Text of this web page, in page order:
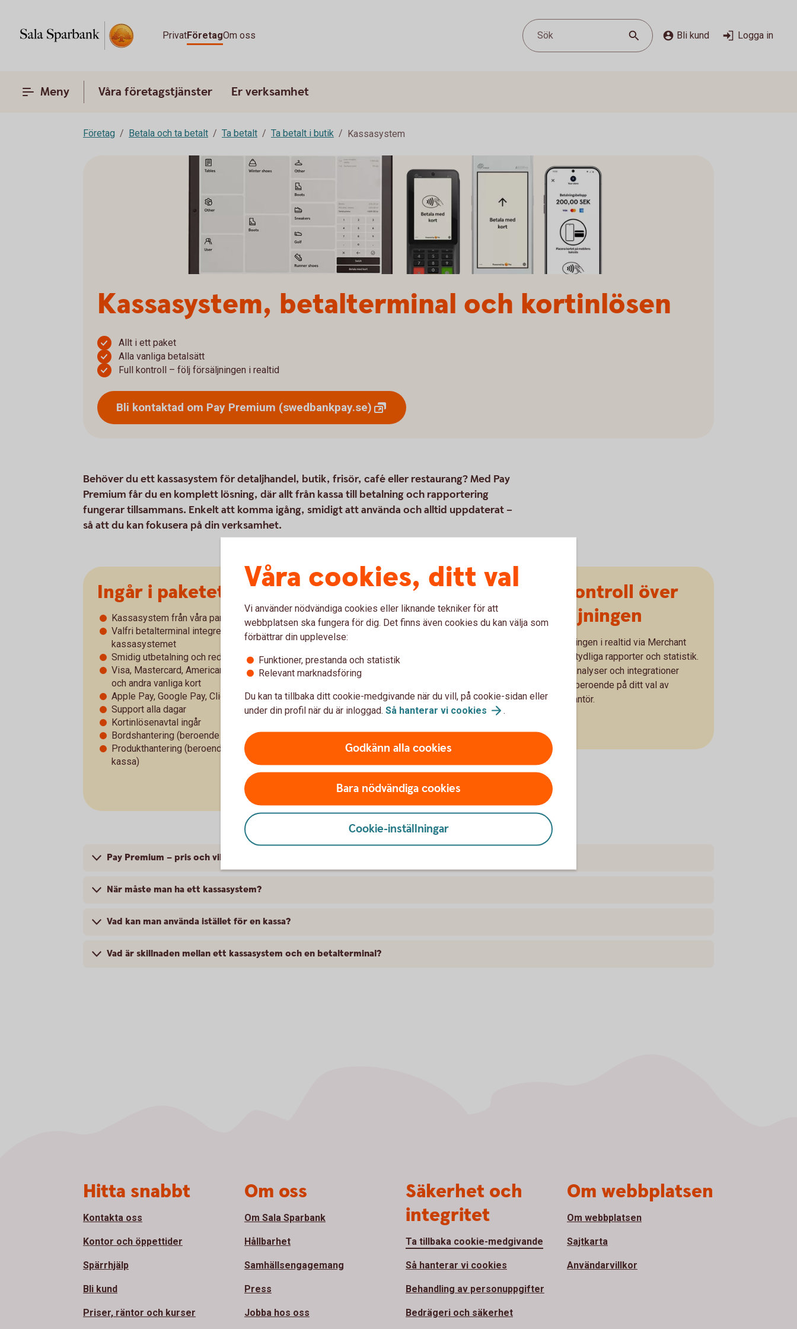
PrivatFöretagOm oss Sök Bli kund Logga in
Meny Våra företagstjänster Er verksamhet
Företag Betala och ta betalt Ta betalt Ta betalt i butik Kassasystem
Kassasystem, betalterminal och kortinlösen
Allt i ett paket
Alla vanliga betalsätt
Full kontroll – följ försäljningen i realtid
Bli kontaktad om Pay Premium (swedbankpay.se)
Behöver du ett kassasystem för detaljhandel, butik, frisör, café eller restaurang? Med Pay
Premium får du en komplett lösning, där allt från kassa till betalning och rapportering
fungerar tillsammans. Enkelt att komma igång, smidigt att använda och alltid uppdaterat –
så att du kan fokusera på din verksamhet.
Ingår i paketet
Kassasystem från våra partners
Valfri betalterminal integrerad med
kassasystemet
Smidig utbetalning och redovisning
Visa, Mastercard, American Express
och andra vanliga kort
Apple Pay, Google Pay, Click to Pay
Support alla dagar
Kortinlösenavtal ingår
Bordshantering (beroende på kassa)
Produkthantering (beroende på
kassa)
Enkelt kassasystem
Med Pay Premium får du ett smidigt och
pålitligt kassasystem som är lätt att
samarbetar med ledande
kassaleverantörer och erbjuder en mängd
olika kassasystem. Oavsett storlek och
verksamhetstyp så finns något för alla.
Full kontroll över
försäljningen
Följ försäljningen i realtid via Merchant
Portal med tydliga rapporter och statistik.
Ytterligare analyser och integrationer
tillgängliga beroende på ditt val av
kassaleverantör.
Pay Premium – pris och villkor
När måste man ha ett kassasystem?
Vad kan man använda istället för en kassa?
Vad är skillnaden mellan ett kassasystem och en betalterminal?
Våra cookies, ditt val
Vi använder nödvändiga cookies eller liknande tekniker för att
webbplatsen ska fungera för dig. Det finns även cookies du kan välja som
förbättrar din upplevelse:
Funktioner, prestanda och statistik
Relevant marknadsföring
Du kan ta tillbaka ditt cookie-medgivande när du vill, på cookie-sidan eller
under din profil när du är inloggad. Så hanterar vi cookies .
Godkänn alla cookies
Bara nödvändiga cookies
Cookie-inställningar
Hitta snabbt
Kontakta oss
Kontor och öppettider
Spärrhjälp
Bli kund
Priser, räntor och kurser
Om oss
Om Sala Sparbank
Hållbarhet
Samhällsengagemang
Press
Jobba hos oss
Säkerhet och
integritet
Ta tillbaka cookie-medgivande
Så hanterar vi cookies
Behandling av personuppgifter
Bedrägeri och säkerhet
Om webbplatsen
Om webbplatsen
Sajtkarta
Användarvillkor